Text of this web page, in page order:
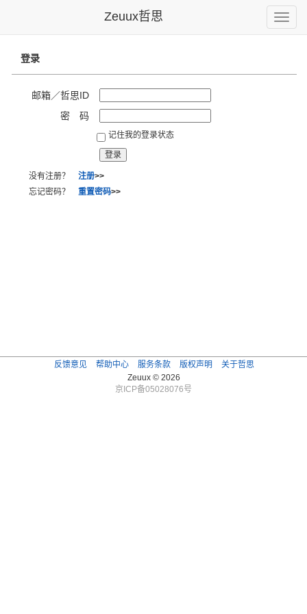
Toggle
Zeuux哲思
登录
邮箱／哲思ID
密 码
记住我的登录状态
没有注册？ 注册>>
忘记密码？ 重置密码>>
反馈意见 帮助中心 服务条款 版权声明
关于哲思
Zeuux © 2026
京ICP备05028076号